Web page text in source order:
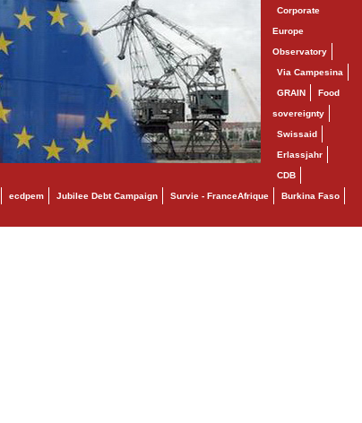
Corporate
Europe
Observatory
Via Campesina
GRAIN Food
sovereignty
Swissaid
Erlassjahr
CDB
ecdpem Jubilee Debt Campaign Survie - FranceAfrique Burkina Faso